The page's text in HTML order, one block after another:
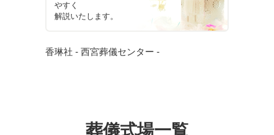
やすく
解説いたします。
香琳社 - 西宮葬儀センター -
葬儀式場一覧